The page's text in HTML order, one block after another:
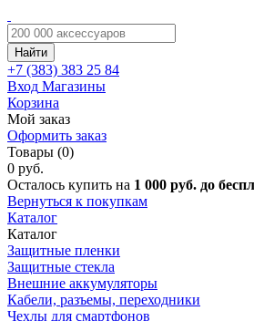
Найти
+7 (383) 383 25 84
Вход Магазины
Корзина
Мой заказ
Оформить заказ
Товары (0)
0 руб.
Осталось купить на 1 000 руб. до
Вернуться к покупкам
Каталог
Каталог
Защитные пленки
Защитные стекла
Внешние аккумуляторы
Кабели, разъемы, переходники
Чехлы для смартфонов